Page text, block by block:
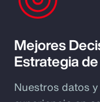
Mejores
Estrategia
Nuestros datos